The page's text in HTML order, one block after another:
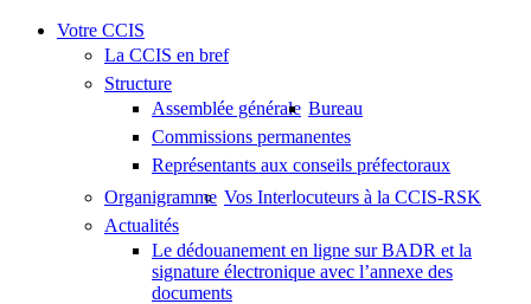
Votre CCIS
La CCIS en bref
Structure
Assemblée générale Bureau
Commissions permanentes
Représentants aux conseils préfectoraux
Organigramme Vos Interlocuteurs à la CCIS-RSK
Actualités
Le dédouanement en ligne sur BADR et la
signature électronique avec l’annexe des
documents